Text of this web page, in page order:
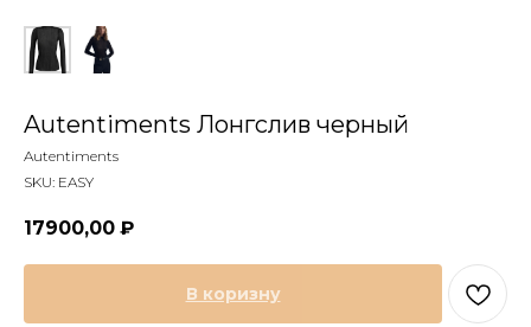
Autentiments Лонгслив черный
Autentiments
SKU: EASY
17900,00 ₽
В коризну